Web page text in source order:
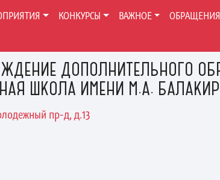
ДОПОЛНИТЕЛЬНОГО
ШКОЛА ИМЕНИ М.А.
пр-д, д.13
КОНКУРСЫ ВАЖНОЕ